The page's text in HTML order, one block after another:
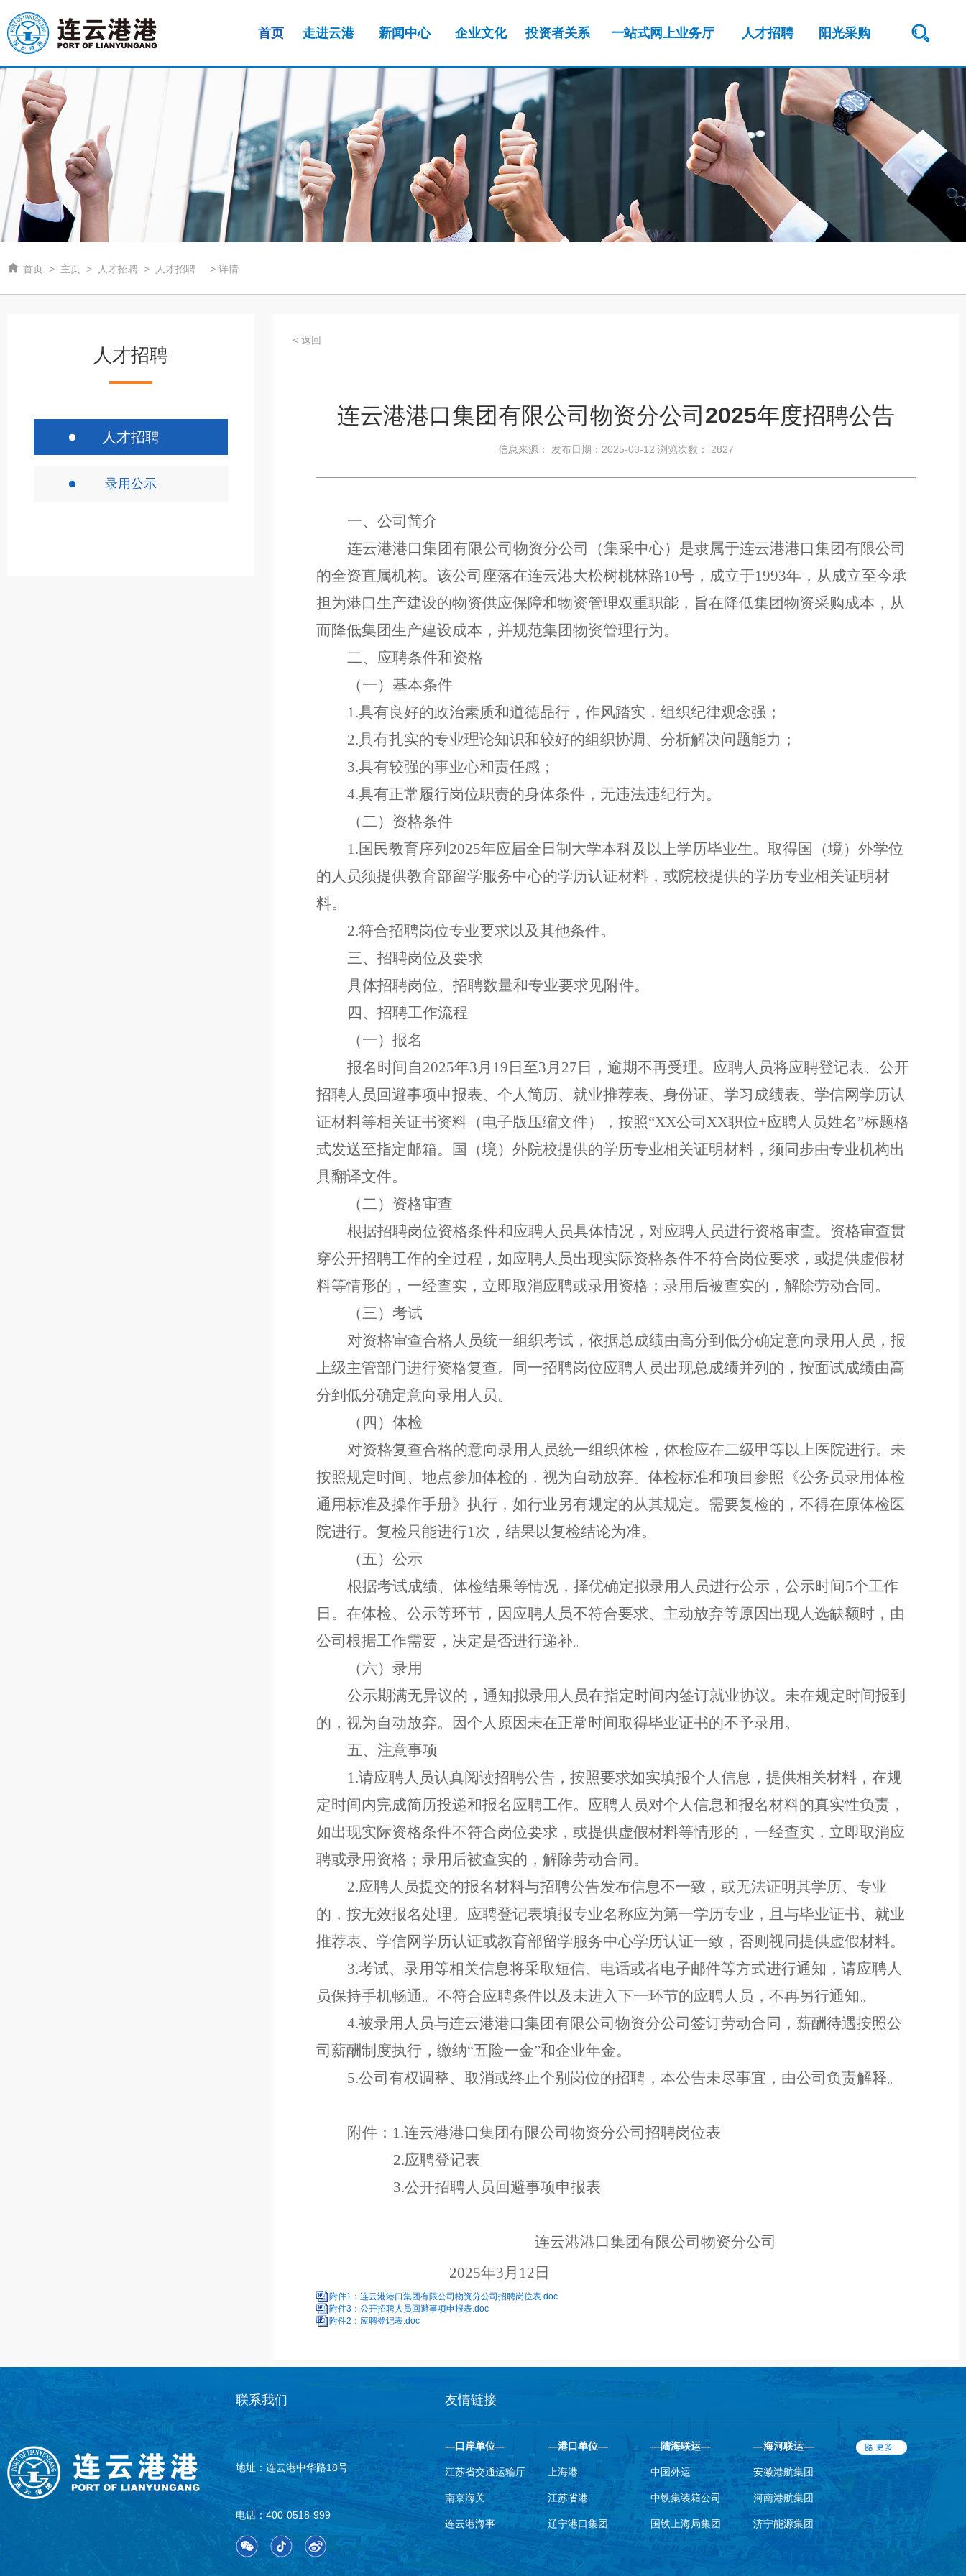
首页 走进云港 新闻中心 企业文化 投资者关系 一站式网上业务厅 人才招聘 阳光采购
 首页 > 主页 > 人才招聘 > 人才招聘 > 详情
人才招聘
人才招聘
录用公示
< 返回
连云港港口集团有限公司物资分公司2025年度招聘公告
信息来源： 发布日期：2025-03-12 浏览次数： 2827
一、公司简介
连云港港口集团有限公司物资分公司（集采中心）是隶属于连云港港口集团有限公司
的全资直属机构。该公司座落在连云港大松树桃林路10号，成立于1993年，从成立至今承
担为港口生产建设的物资供应保障和物资管理双重职能，旨在降低集团物资采购成本，从
而降低集团生产建设成本，并规范集团物资管理行为。
二、应聘条件和资格
（一）基本条件
1 .具有良好的政治素质和道德品行，作风踏实，组织纪律观念强；
2.具有扎实的专业理论知识和较好的组织协调 、分析解决问题能力；
3.具有较强的事业心和责任感；
4.具有正常履行岗位职责的身体条件，无违法违纪行为。
（二）资格条件
1.国民教育序列2025年应届全日制大学本科及以上学历毕业生。取得国（境）外学位
的人员须提供教育部留学服务中心的学历认证材料，或院校提供的学历专业相关证明材
料。
2.符合招聘岗位专业要求以及其他条件。
三、招聘岗位及要求
具体招聘岗位、招聘数量和专业要求见附件。
四、招聘工作流程
（一）报名
报名时间 自2025年3 月 19 日至3 月 27 日，逾期不再受理。应聘人员将应聘登记表、公开
招聘人员回避事项申报表、个人简历、就业推荐表、身份证、学习成绩表、学信网学历认
证材料等相关证书资料（电子版压缩文件），按照“XX公司 XX职位+应聘人员姓名”标题格
式发送至指定邮箱。
国（境）外院校提供的学历专业相关证明材料，须同步由专业机构出
具翻译文件。
（二）资格审查
根据招聘岗位资格条件和应聘人员具体情况，对应聘人员进行资格审查。资格审查贯
穿公开招聘工作的全过程，如应聘人员出现实际资格条件不符合岗位要求，或提供虚假材
料等情形的，一经查实，立即取消应聘或录用资格；录用后被查实的，解除劳动合同。
（三）考试
对资格审查合格人员统一组织考试，依据总成绩由高分到低分确定意向录用人员，报
上级主管部门进行资格复查。同一招聘岗位应聘人员出现总成绩并列的，按面试成绩由高
分到低分确定意向录用人员。
（四）体检
对资格复查合格的意向录用人员统一组织体检，体检应在二级甲等以上医院进行。未
按照规定时间、地点参加体检的，视为自动放弃。体检标准和项目参照《公务员录用体检
通用标准及操作手册》执行，如行业另有规定的从其规定。 需要复检的，不得在原体检医
院进行。复检只能进行1次，结果以复检结论为准。
（五）公示
根据考试成绩、体检结果等情况，择优确定拟录用人员进行公示，公示时间5个工作
日。在体检、公示等环节，因应聘人员不符合要求、主动放弃等原因出现人选缺额时，由
公司根据工作需要，决定是否进行递补。
（六）录用
公示期满无异议的，通知拟录用人员在指定时间内签订就业协议。未在规定时间报到
的，视为自动放弃。因个人原因未在正常时间取得毕业证书的不予录用。
五、注意事项
1.请应聘人员认真阅读招聘公告，按照要求如实填报个人信息，提供相关材料，在规
定时间内完成简历投递和报名应聘工作。应聘人员对个人信息和报名材料的真实性负责，
如出现实际资格条件不符合岗位要求，或提供虚假材料等情形的，一经查实，立即取消应
聘或录用资格；录用后被查实的，解除劳动合同。
2.应聘人员提交的报名材料与招聘公告发布信息不一致，或无法证明其学历、专业
的，按无效报名处理。 应聘登记表填报专业名称应为第一学历专业，且与毕业证书、就业
推荐表、学信网学历认证或教育部留学服务中心学历认证一致，否则视同提供虚假材料。
3.考试、录用等相关信息将采取短信、电话或者电子邮件等方式进行通知，请应聘人
员保持手机畅通。不符合应聘条件以及未进入下一环节的应聘人员，不再另行通知。
4.被录用人员与连云港港口集团有限公司物资分公司签订劳动合同，薪酬待遇按照公
司薪酬制度执行，缴纳“五险一金”和企业年金。
5.公司有权调整、取消或终止个别岗位的招聘，本公告未尽事宜，由公司负责解释。
附件： 1 .连云港港口集团有限公司物资分公司招聘岗位表
2.应聘登记表
3.公开招聘人员回避事项申报表
连云港港口集团有限公司物资分公司
2025年3 月 12 日
附件1：连云港港口集团有限公司物资分公司招聘岗位表.doc
附件3：公开招聘人员回避事项申报表.doc
附件2：应聘登记表.doc
logo 联系我们
地址：连云港中华路18号
电话：400-0518-999
友情链接
—口岸单位—
江苏省交通运输厅
南京海关
连云港海事
—港口单位—
上海港
江苏省港
辽宁港口集团
—陆海联运—
中国外运
中铁集装箱公司
国铁上海局集团
—海河联运—
安徽港航集团
河南港航集团
济宁能源集团